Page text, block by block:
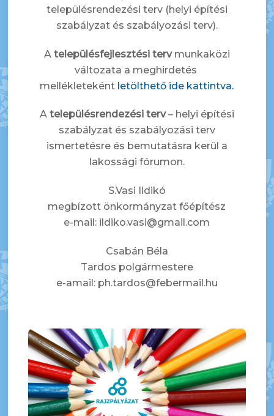
településrendezési terv (helyi építési
szabályzat és szabályozási terv).
A településfejlesztési tervmunkaközi
változata a meghirdetés
mellékleteként letölthető ide kattintva.
A településrendezési terv– helyi építési
szabályzat és szabályozási terv
ismertetésre és bemutatásra kerül a
lakossági fórumon.
S.Vasi Ildikó
megbízott önkormányzat főépítész
e-mail: ildiko.vasi@gmail.com
Csabán Béla
Tardos polgármestere
e-amail: ph.tardos@febermail.hu